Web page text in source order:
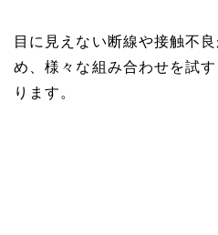
目に見えない断線や接触不
め、様々な組み合わせを試
ります。